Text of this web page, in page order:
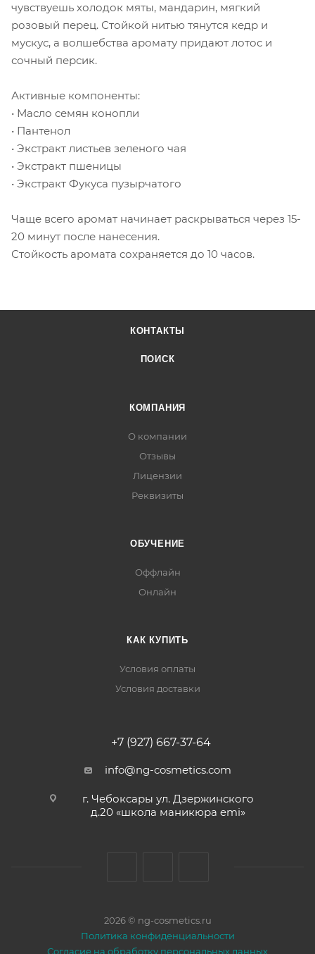
чувствуешь холодок мяты, мандарин, мягкий
розовый перец. Стойкой нитью тянутся кедр и
мускус, а волшебства аромату придают лотос и
сочный персик.
Активные компоненты:
• Масло семян конопли
• Пантенол
• Экстракт листьев зеленого чая
• Экстракт пшеницы
• Экстракт Фукуса пузырчатого
Чаще всего аромат начинает раскрываться через 15-
20 минут после нанесения.
Стойкость аромата сохраняется до 10 часов.
КОНТАКТЫ
ПОИСК
КОМПАНИЯ
О компании
Отзывы
Лицензии
Реквизиты
ОБУЧЕНИЕ
Оффлайн
Онлайн
КАК КУПИТЬ
Условия оплаты
Условия доставки
+7 (927) 667-37-64
info@ng-cosmetics.com
г. Чебоксары ул. Дзержинского
д.20 «школа маникюра emi»
2026 © ng-cosmetics.ru
Политика конфиденциальности
Согласие на обработку персональных данных